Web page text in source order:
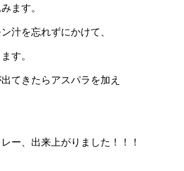
ます。
汁を忘れずにかけて、
す。
てきたらアスパラを加え
ー、出来上がりました！！！